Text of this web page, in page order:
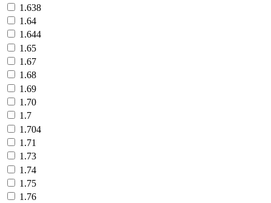
1.638
1.64
1.644
1.65
1.67
1.68
1.69
1.70
1.7
1.704
1.71
1.73
1.74
1.75
1.76